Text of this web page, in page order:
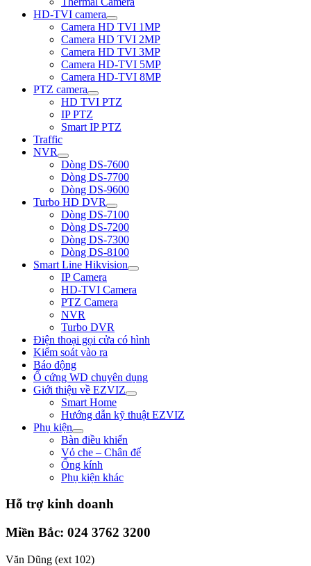
HD-TVI camera
Camera HD TVI 1MP
Camera HD TVI 2MP
Camera HD TVI 3MP
Camera HD-TVI 5MP
Camera HD-TVI 8MP
PTZ camera
HD TVI PTZ
IP PTZ
Smart IP PTZ
Traffic
NVR
Dòng DS-7600
Dòng DS-7700
Dòng DS-9600
Turbo HD DVR
Dòng DS-7100
Dòng DS-7200
Dòng DS-7300
Dòng DS-8100
Smart Line Hikvision
IP Camera
HD-TVI Camera
PTZ Camera
NVR
Turbo DVR
Điện thoại gọi cửa có hình
Kiểm soát vào ra
Báo động
Ổ cứng WD chuyên dụng
Giới thiệu về EZVIZ
Smart Home
Hướng dẫn kỹ thuật EZVIZ
Phụ kiện
Bàn điều khiển
Vỏ che – Chân đế
Ống kính
Phụ kiện khác
Hỗ trợ kinh doanh
Miền Bắc: 024 3762 3200
Văn Dũng (ext 102)